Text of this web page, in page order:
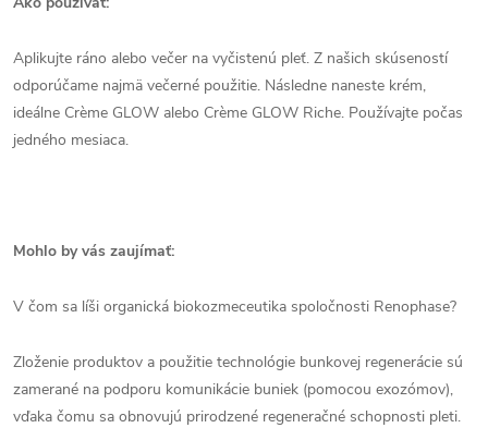
Aplikujte ráno alebo večer na vyčistenú pleť. Z našich skúseností
odporúčame najmä večerné použitie. Následne naneste krém,
ideálne Crème GLOW alebo Crème GLOW Riche. Používajte počas
jedného mesiaca.
Mohlo by vás zaujímať:
V čom sa líši organická biokozmeceutika spoločnosti Renophase?
Zloženie produktov a použitie technológie bunkovej regenerácie sú
zamerané na podporu komunikácie buniek (pomocou exozómov),
vďaka čomu sa obnovujú prirodzené regeneračné schopnosti pleti.
NA PRVNÍ NÁKUP
Přihlášením k odběru newsletteru získáte
příjemnouSLEVU 15%na první nákup a
a novinkách.
Vložením e-mailu souhlasím s